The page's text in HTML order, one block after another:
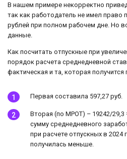
В нашем примере некорректно
так как работодатель не имел право
рублей при полном рабочем дне. Но
данные.
Как посчитать отпускные при
порядок расчета среднедневной
фактическая и та, которая получится
Первая составила 597,27 руб.
Вторая (по МРОТ) – 19242/29,3
сумму среднедневного
при расчете отпускных в 2024
получилась меньше.